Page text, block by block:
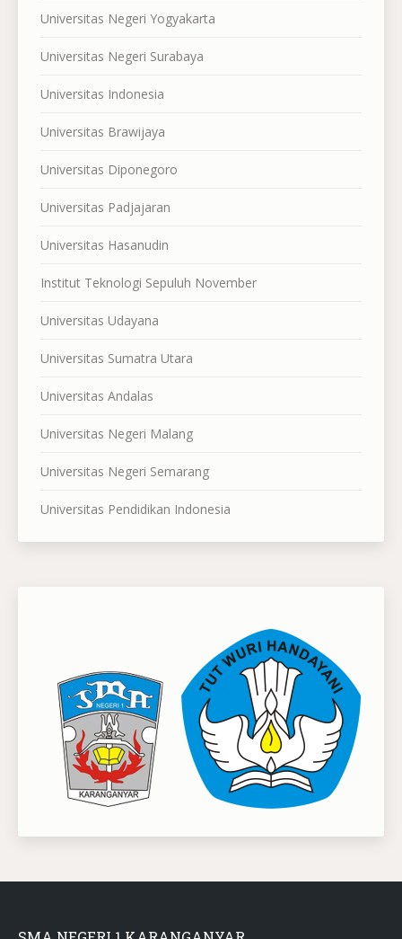
Universitas Negeri Yogyakarta
Universitas Negeri Surabaya
Universitas Indonesia
Universitas Brawijaya
Universitas Diponegoro
Universitas Padjajaran
Universitas Hasanudin
Institut Teknologi Sepuluh November
Universitas Udayana
Universitas Sumatra Utara
Universitas Andalas
Universitas Negeri Malang
Universitas Negeri Semarang
Universitas Pendidikan Indonesia